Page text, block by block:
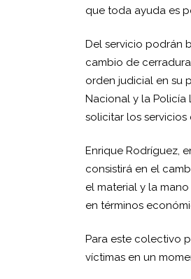
que toda ayuda es
Del servicio podrán
cambio de
orden judicial en su
Nacional y la
solicitar los servicios
Enrique Rodríguez,
consistirá en el
el material y la
en términos
Para este colectivo
víctimas en un